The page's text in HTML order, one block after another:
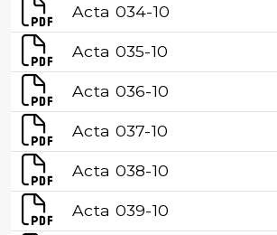
Acta 034-10
Acta 035-10
Acta 036-10
Acta 037-10
Acta 038-10
Acta 039-10